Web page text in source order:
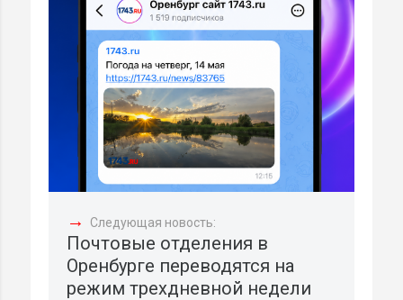
→ Следующая новость:
Почтовые отделения в
Оренбурге переводятся на
режим трехдневной недели